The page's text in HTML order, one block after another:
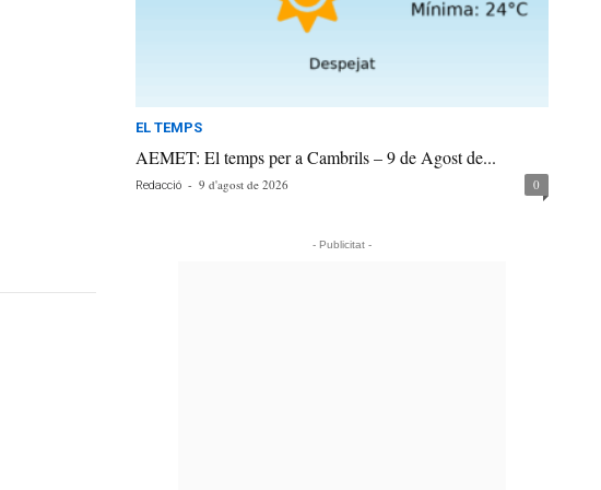
EL TEMPS
AEMET: El temps per a Cambrils – 9 de Agost de...
Redacció - 9 d'agost de 2026 0
- Publicitat -